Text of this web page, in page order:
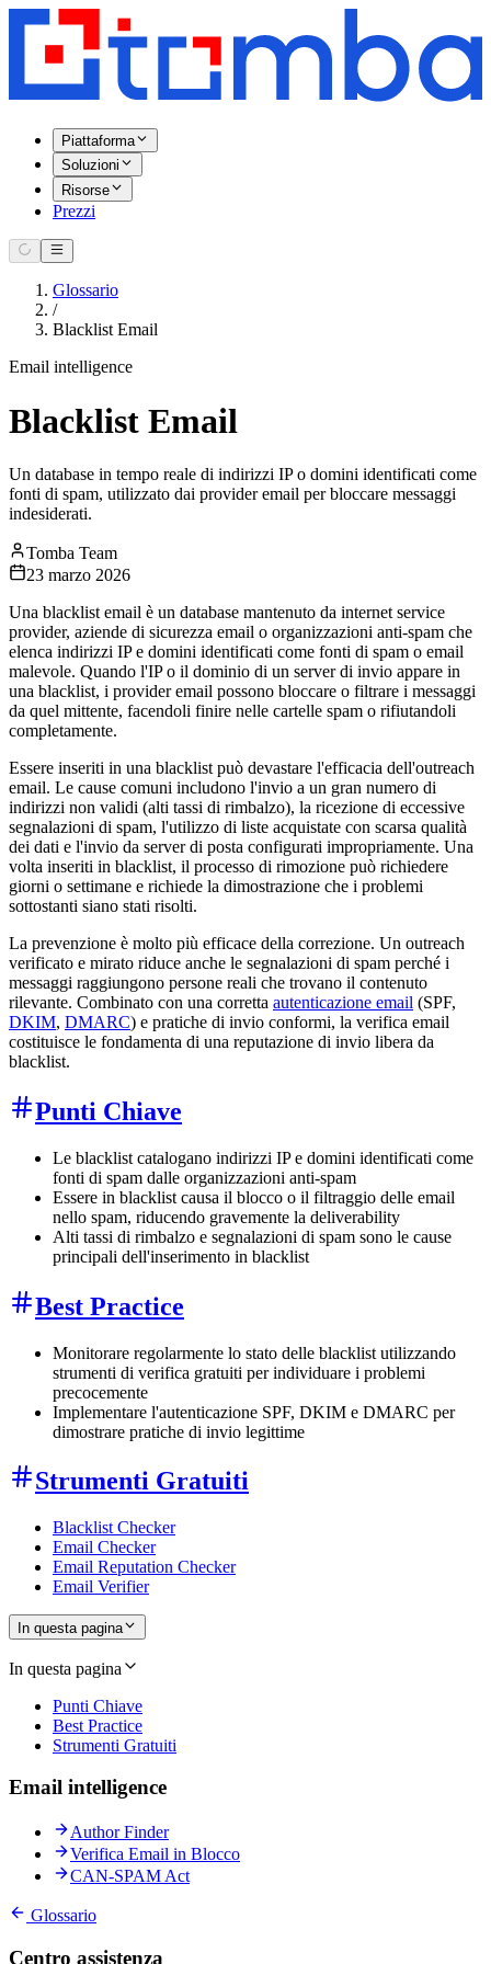
Piattaforma
Soluzioni
Risorse
Prezzi
Glossario
/
Blacklist Email
Email intelligence
Blacklist Email
Un database in tempo reale di indirizzi IP o domini identificati come
fonti di spam, utilizzato dai provider email per bloccare messaggi
indesiderati.
Tomba Team
23 marzo 2026
Una blacklist email è un database mantenuto da internet service
provider, aziende di sicurezza email o organizzazioni anti-spam che
elenca indirizzi IP e domini identificati come fonti di spam o email
malevole. Quando l'IP o il dominio di un server di invio appare in
una blacklist, i provider email possono bloccare o filtrare i messaggi
da quel mittente, facendoli finire nelle cartelle spam o rifiutandoli
completamente.
Essere inseriti in una blacklist può devastare l'efficacia dell'outreach
email. Le cause comuni includono l'invio a un gran numero di
indirizzi non validi (alti tassi di rimbalzo), la ricezione di eccessive
segnalazioni di spam, l'utilizzo di liste acquistate con scarsa qualità
dei dati e l'invio da server di posta configurati impropriamente. Una
volta inseriti in blacklist, il processo di rimozione può richiedere
giorni o settimane e richiede la dimostrazione che i problemi
sottostanti siano stati risolti.
La prevenzione è molto più efficace della correzione. Un outreach
verificato e mirato riduce anche le segnalazioni di spam perché i
messaggi raggiungono persone reali che trovano il contenuto
rilevante. Combinato con una corretta autenticazione email (SPF,
DKIM, DMARC) e pratiche di invio conformi, la verifica email
costituisce le fondamenta di una reputazione di invio libera da
blacklist.
Punti Chiave
Le blacklist catalogano indirizzi IP e domini identificati come
fonti di spam dalle organizzazioni anti-spam
Essere in blacklist causa il blocco o il filtraggio delle email
nello spam, riducendo gravemente la deliverability
Alti tassi di rimbalzo e segnalazioni di spam sono le cause
principali dell'inserimento in blacklist
Best Practice
Monitorare regolarmente lo stato delle blacklist utilizzando
strumenti di verifica gratuiti per individuare i problemi
precocemente
Implementare l'autenticazione SPF, DKIM e DMARC per
dimostrare pratiche di invio legittime
Strumenti Gratuiti
Blacklist Checker
Email Checker
Email Reputation Checker
Email Verifier
In questa pagina
In questa pagina
Punti Chiave
Best Practice
Strumenti Gratuiti
Email intelligence
Author Finder
Verifica Email in Blocco
CAN-SPAM Act
Glossario
Centro assistenza